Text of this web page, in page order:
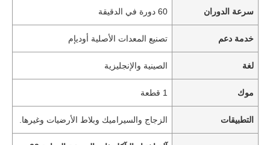
سرعة الدوران 60 دورة في الدقيقة
خدمة دعم تصنيع المعدات الأصلية أوديإم
لغة الصينية والإنجليزية
موك 1 قطعة
التطبيقات الزجاج والسيراميك وبلاط الأرضيات وغيرها.